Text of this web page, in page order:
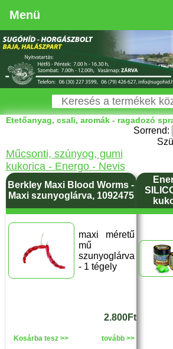
Menü
Etetőanyag, csali, aromák - ragadozó
Sorrend:
Műcsonti, szúnyog, gumi
kukorica - Energo - Nevis
Berkley Maxi Blood Worms -
Maxi szunyoglárva, 1092475
maxi méretű
mű
szunyoglárva
- 1 tégely
2.800Ft
Kosárba tesz >> tovább >>